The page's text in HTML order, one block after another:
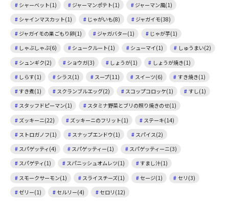
シャーベット(1)
ジャーマンポテト(1)
ジャーマン風(1)
シャインマスカット(1)
じゃがいも(8)
ジャガイモ(38)
ジャガイモの巣ごもり卵(1)
ジャガバター(1)
じゃが芋(1)
しゃぶしゃぶ(6)
シュークルート(1) シューマイ(1)
しゅうまい(2)
シュンギク(2)
ショウガ(3) しょうが(1)
しょうが焼き(1)
しらす(1)
シラス(1) スープ(11) スイーツ(6)
すき焼き(1)
すき煮(1)
スクランブルエッグ(2) スコップコロッケ(1)
すし(1)
スタッフドピーマン(1)
スタミナ野菜とブリの照り焼きのせ(1)
ズッキーニ(22)
ズッキーニのフリット(1)
ステーキ(14)
ストロガノフ(1)
スナップエンドウ(1)
スパイス(2)
スパゲッティ(4)
スパゲッティー(1)
スパゲッティーニ(3)
スパゲティ(1)
スパニッシュオムレツ(1)
すまし汁(1)
スモークサーモン(1)
スライスチーズ(1) セージ(1)
セリ(3)
ゼリー(1)
セルリー(4) セロリ(12)